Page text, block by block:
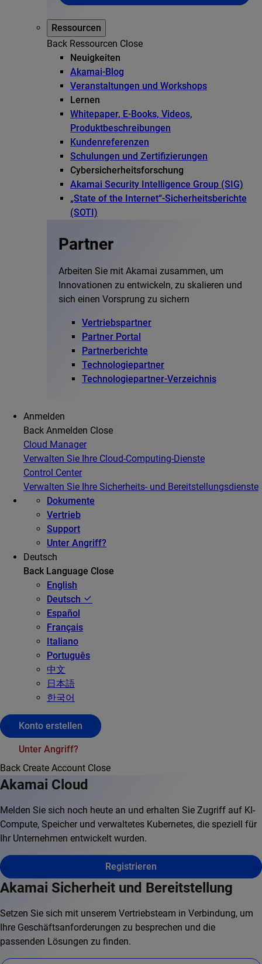
Ressourcen
Back Ressourcen Close
Neuigkeiten
Akamai-Blog
Veranstaltungen und Workshops
Lernen
Whitepaper, E-Books, Videos,
Produktbeschreibungen
Kundenreferenzen
Schulungen und Zertifizierungen
Cybersicherheitsforschung
Akamai Security Intelligence Group (SIG)
„State of the Internet“-Sicherheitsberichte
(SOTI)
Partner
Arbeiten Sie mit Akamai zusammen, um
Innovationen zu entwickeln, zu skalieren und
sich einen Vorsprung zu sichern
Vertriebspartner
Partner Portal
Partnerberichte
Technologiepartner
Technologiepartner-Verzeichnis
Anmelden
Back Anmelden Close
Cloud Manager
Verwalten Sie Ihre Cloud-Computing-Dienste
Control Center
Verwalten Sie Ihre Sicherheits- und Bereitstellungsdienste
Dokumente
Vertrieb
Support
Unter Angriff?
Deutsch
Back Language Close
English
Deutsch
Español
Français
Italiano
Português
中文
日本語
한국어
Konto erstellen
Unter Angriff?
Back Create Account Close
Akamai Cloud
Melden Sie sich noch heute an und erhalten Sie Zugriff auf KI-
Compute, Speicher und verwaltetes Kubernetes, die speziell für
Ihr Unternehmen entwickelt wurden.
Registrieren
Akamai Sicherheit und Bereitstellung
Setzen Sie sich mit unserem Vertriebsteam in Verbindung, um
Ihre Geschäftsanforderungen zu besprechen und die
passenden Lösungen zu finden.